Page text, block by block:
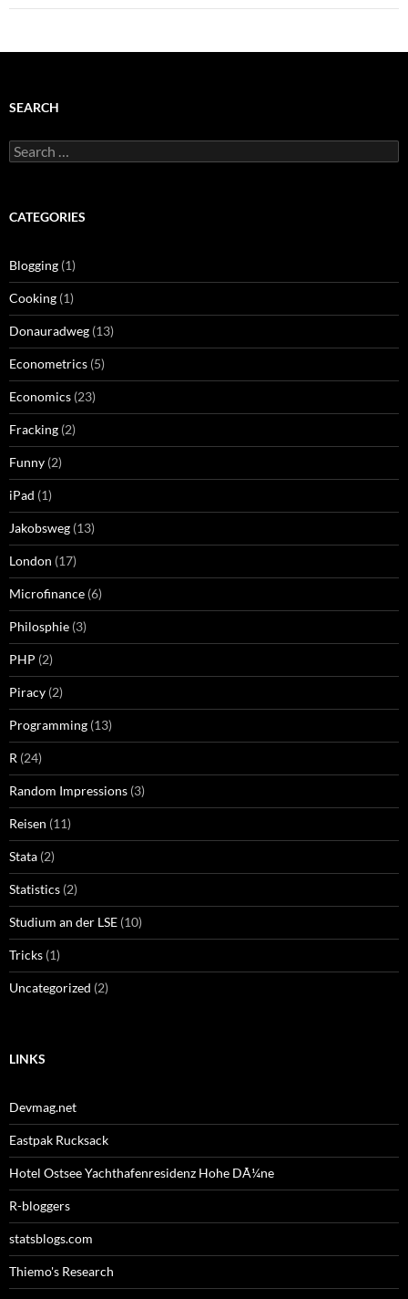
SEARCH
Search
for:
CATEGORIES
Blogging (1)
Cooking (1)
Donauradweg (13)
Econometrics (5)
Economics (23)
Fracking (2)
Funny (2)
iPad (1)
Jakobsweg (13)
London (17)
Microfinance (6)
Philosphie (3)
PHP (2)
Piracy (2)
Programming (13)
R (24)
Random Impressions (3)
Reisen (11)
Stata (2)
Statistics (2)
Studium an der LSE (10)
Tricks (1)
Uncategorized (2)
LINKS
Devmag.net
Eastpak Rucksack
Hotel Ostsee Yachthafenresidenz Hohe DÃ¼ne
R-bloggers
statsblogs.com
Thiemo's Research